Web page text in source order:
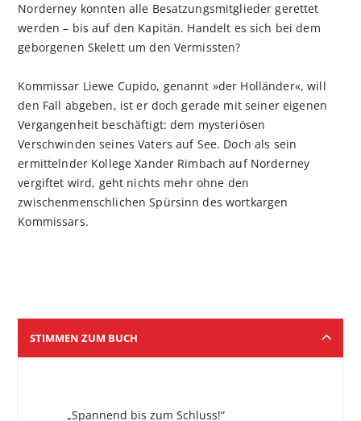
Norderney konnten alle Besatzungsmitglieder gerettet
werden – bis auf den Kapitän. Handelt es sich bei dem
geborgenen Skelett um den Vermissten?
Kommissar Liewe Cupido, genannt »der Holländer«, will
den Fall abgeben, ist er doch gerade mit seiner eigenen
Vergangenheit beschäftigt: dem mysteriösen
Verschwinden seines Vaters auf See. Doch als sein
ermittelnder Kollege Xander Rimbach auf Norderney
vergiftet wird, geht nichts mehr ohne den
zwischenmenschlichen Spürsinn des wortkargen
Kommissars.
STIMMEN ZUM BUCH
„Spannend bis zum Schluss!“